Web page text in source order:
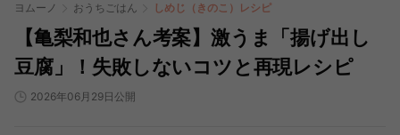
ヨムーノ おうちごはん しめじ（きのこ）レシピ
【亀梨和也さん考案】激うま「揚げ出し
豆腐」！失敗しないコツと再現レシピ
2026年06月29日公開